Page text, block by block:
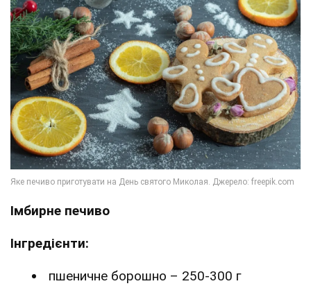
Імбирне печиво
Інгредієнти:
пшеничне борошно – 250-300 г